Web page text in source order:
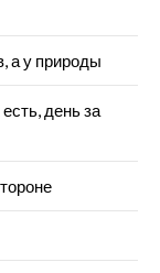
а у природы
день за